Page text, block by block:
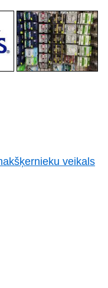
veikals